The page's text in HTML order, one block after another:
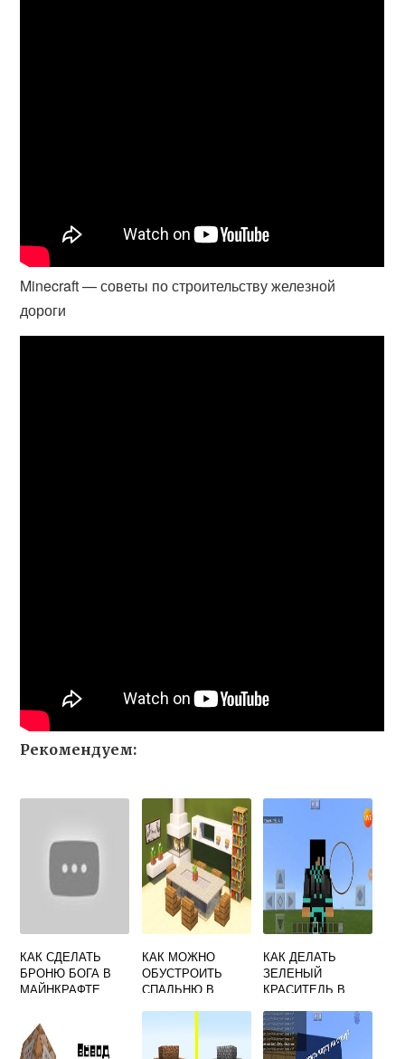
Minecraft — советы по строительству железной
дороги
Рекомендуем:
КАК СДЕЛАТЬ
БРОНЮ БОГА В
МАЙНКРАФТЕ
КАК МОЖНО
ОБУСТРОИТЬ
СПАЛЬНЮ В
КАК ДЕЛАТЬ
ЗЕЛЕНЫЙ
КРАСИТЕЛЬ В